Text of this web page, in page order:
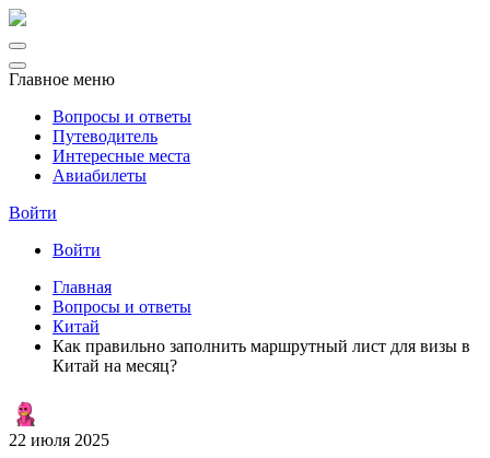
Главное меню
Вопросы и ответы
Путеводитель
Интересные места
Авиабилеты
Войти
Войти
Главная
Вопросы и ответы
Китай
Как правильно заполнить маршрутный лист для визы в
Китай на месяц?
22 июля 2025